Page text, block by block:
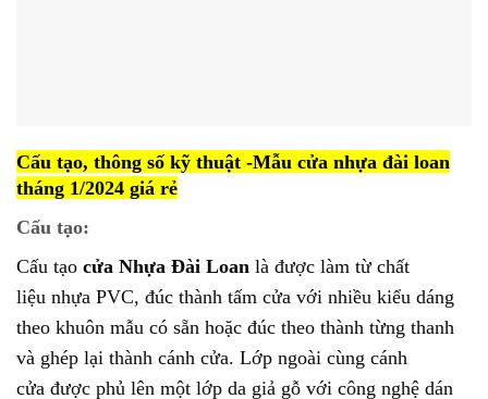
Cấu tạo, thông số kỹ thuật -Mẫu cửa nhựa đài loan
tháng 1/2024 giá rẻ
Cấu tạo:
Cấu tạo cửa Nhựa Đài Loan là được làm từ chất
liệu nhựa PVC, đúc thành tấm cửa với nhiều kiểu dáng
theo khuôn mẫu có sẵn hoặc đúc theo thành từng thanh
và ghép lại thành cánh cửa. Lớp ngoài cùng cánh
cửa được phủ lên một lớp da giả gỗ với công nghệ dán